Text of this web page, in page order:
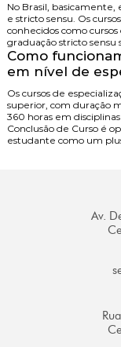
No Brasil, basicamente,
e stricto sensu. Os
conhecidos como
graduação stricto sensu
Como
em nível de
Os cursos de
superior, com duração
360 horas em
Conclusão de Curso é
estudante como um
Av.